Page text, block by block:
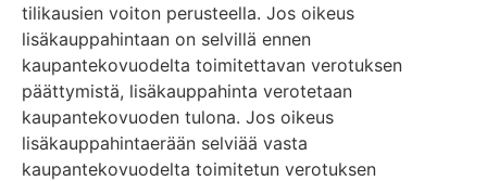
tilikausien voiton perusteella. Jos oikeus
lisäkauppahintaan on selvillä ennen
kaupantekovuodelta toimitettavan verotuksen
päättymistä, lisäkauppahinta verotetaan
kaupantekovuoden tulona. Jos oikeus
lisäkauppahintaerään selviää vasta
kaupantekovuodelta toimitetun verotuksen